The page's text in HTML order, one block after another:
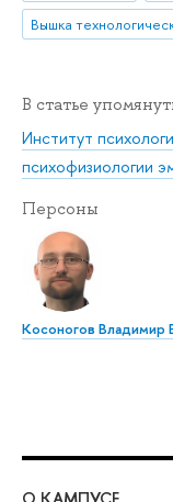
Вышка
В статье
Институт
психофизиологии
Персоны
Косоногов Владимир